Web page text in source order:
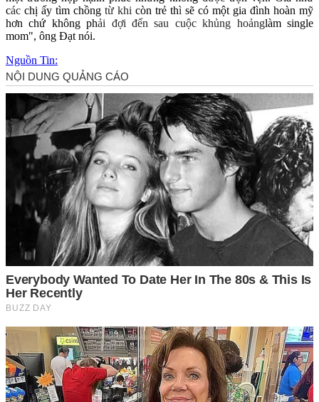
các chị ấy tìm chồng từ khi còn trẻ thì sẽ có một gia đình hoàn mỹ
hơn chứ không phải đợiđến sau cuộc khủng hoảnglàm single
mom", ông Đạt nói.
Nguồn Tin: